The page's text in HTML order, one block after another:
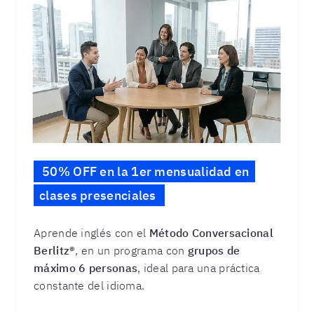
50% OFF en la 1er mensualidad en
clases presenciales
Aprende inglés con el Método Conversacional
Berlitz®, en un programa con grupos de
máximo 6 personas, ideal para una práctica
constante del idioma.